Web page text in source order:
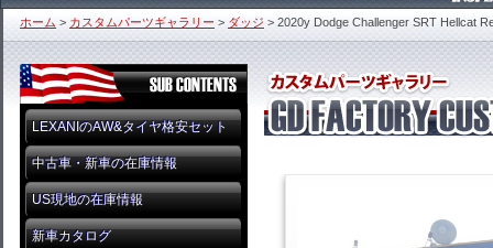
ホーム > カスタムパーツギャラリー > ダッジ > 2020y Dodge Challenger SRT Hellcat
LEXANIのAW&タイヤ格安セット
中古車・新車の在庫情報
US現地の在庫情報
新車カタログ